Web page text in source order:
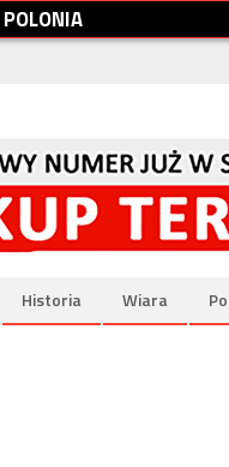
POLONIA
Historia Wiara